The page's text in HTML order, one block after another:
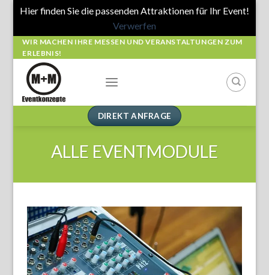
Hier finden Sie die passenden Attraktionen für Ihr Event!
Verwerfen
Skip
to
content
WIR MACHEN IHRE MESSEN UND VERANSTALTUNGEN ZUM
ERLEBNIS!
DIREKT ANFRAGE
ALLE EVENTMODULE